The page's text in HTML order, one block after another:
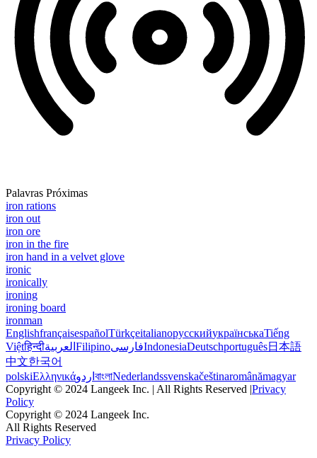
Palavras Próximas
iron rations
iron out
iron ore
iron in the fire
iron hand in a velvet glove
ironic
ironically
ironing
ironing board
ironman
EnglishfrançaisespañolTürkçeitalianoрусскийукраїнськаTiếng
Việtहिन्दीالعربية FilipinoفارسیIndonesiaDeutschportuguês日本語
中文한국어
polskiΕλληνικάاردو বাংলাNederlandssvenskačeštinaromânămagyar
Copyright © 2024 Langeek Inc. | All Rights Reserved |Privacy
Policy
Copyright © 2024 Langeek Inc.
All Rights Reserved
Privacy Policy